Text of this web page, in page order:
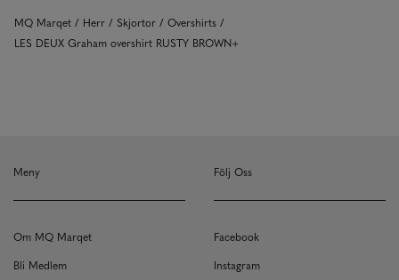
MQ Marqet Herr Skjortor
Overshirts
LES DEUX Graham overshirt RUSTY BROWN+
Meny
Om MQ Marqet
Bli Medlem
Följ Oss
Facebook
Instagram